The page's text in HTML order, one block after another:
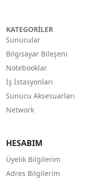
KATEGORİLER
Sunucular
Bilgisayar Bileşeni
Notebooklar
İş İstasyonları
Sunucu Aksesuarları
Network
HESABIM
Üyelik Bilgilerim
Adres Bilgilerim